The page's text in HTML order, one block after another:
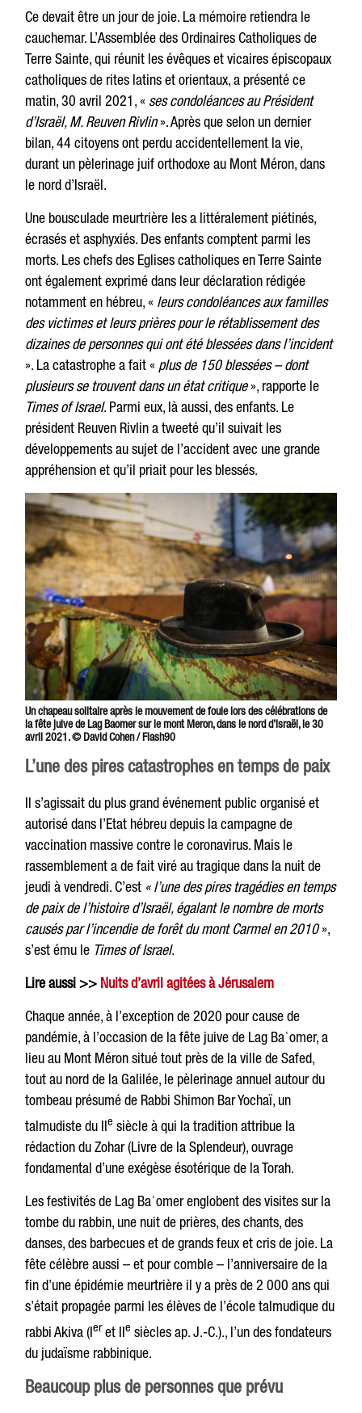
Ce devait être un jour de joie. La mémoire retiendra le
cauchemar. L’Assemblée des Ordinaires Catholiques de
Terre Sainte, qui réunit les évêques et vicaires épiscopaux
catholiques de rites latins et orientaux, a présenté ce
matin, 30 avril 2021, « ses condoléances au Président
d’Israël, M. Reuven Rivlin». Après que selon un dernier
bilan, 44 citoyens ont perdu accidentellement la vie,
durant un pèlerinage juif orthodoxe au Mont Méron, dans
le nord d’Israël.
Une bousculade meurtrière les a littéralement piétinés,
écrasés et asphyxiés. Des enfants comptent parmi les
morts. Les chefs des Eglises catholiques en Terre Sainte
ont également exprimé dans leur déclaration rédigée
notamment en hébreu, « leurs condoléances aux familles
des victimes et leurs prières pour le rétablissement des
dizaines de personnes qui ont été blessées dans l’incident
». La catastrophe a fait « plus de 150 blessées – dont
plusieurs se trouvent dans un état critique», rapporte le
Times of Israel. Parmi eux, là aussi, des enfants. Le
président Reuven Rivlin a tweeté qu’il suivait les
développements au sujet de l’accident avec une grande
appréhension et qu’il priait pour les blessés.
Un chapeau solitaire après le mouvement de foule lors des célébrations de
la fête juive de Lag Baomer sur le mont Meron, dans le nord d’Israël, le 30
avril 2021. © David Cohen / Flash90
L’une des pires catastrophes en temps de paix
Il s’agissait du plus grand événement public organisé et
autorisé dans l’Etat hébreu depuis la campagne de
vaccination massive contre le coronavirus. Mais le
rassemblement a de fait viré au tragique dans la nuit de
jeudi à vendredi. C’est « l’une des pires tragédies en temps
de paix de l’histoire d’Israël, égalant le nombre de morts
causés par l’incendie de forêt du mont Carmel en 2010»,
s’est ému le Times of Israel.
Lire aussi >> Nuits d’avril agitées à Jérusalem
Chaque année, à l’exception de 2020 pour cause de
pandémie, à l’occasion de la fête juive de Lag Baʿomer, a
lieu au Mont Méron situé tout près de la ville de Safed,
tout au nord de la Galilée, le pèlerinage annuel autour du
tombeau présumé de Rabbi Shimon Bar Yochaï, un
talmudiste du IIe siècle à qui la tradition attribue la
rédaction du Zohar (Livre de la Splendeur), ouvrage
fondamental d’une exégèse ésotérique de la Torah.
Les festivités de Lag Baʿomer englobent des visites sur la
tombe du rabbin, une nuit de prières, des chants, des
danses, des barbecues et de grands feux et cris de joie. La
fête célèbre aussi – et pour comble – l’anniversaire de la
fin d’une épidémie meurtrière il y a près de 2 000 ans qui
s’était propagée parmi les élèves de l’école talmudique du
rabbi Akiva (Ieret IIe siècles ap. J.-C.)., l’un des fondateurs
du judaïsme rabbinique.
Beaucoup plus de personnes que prévu